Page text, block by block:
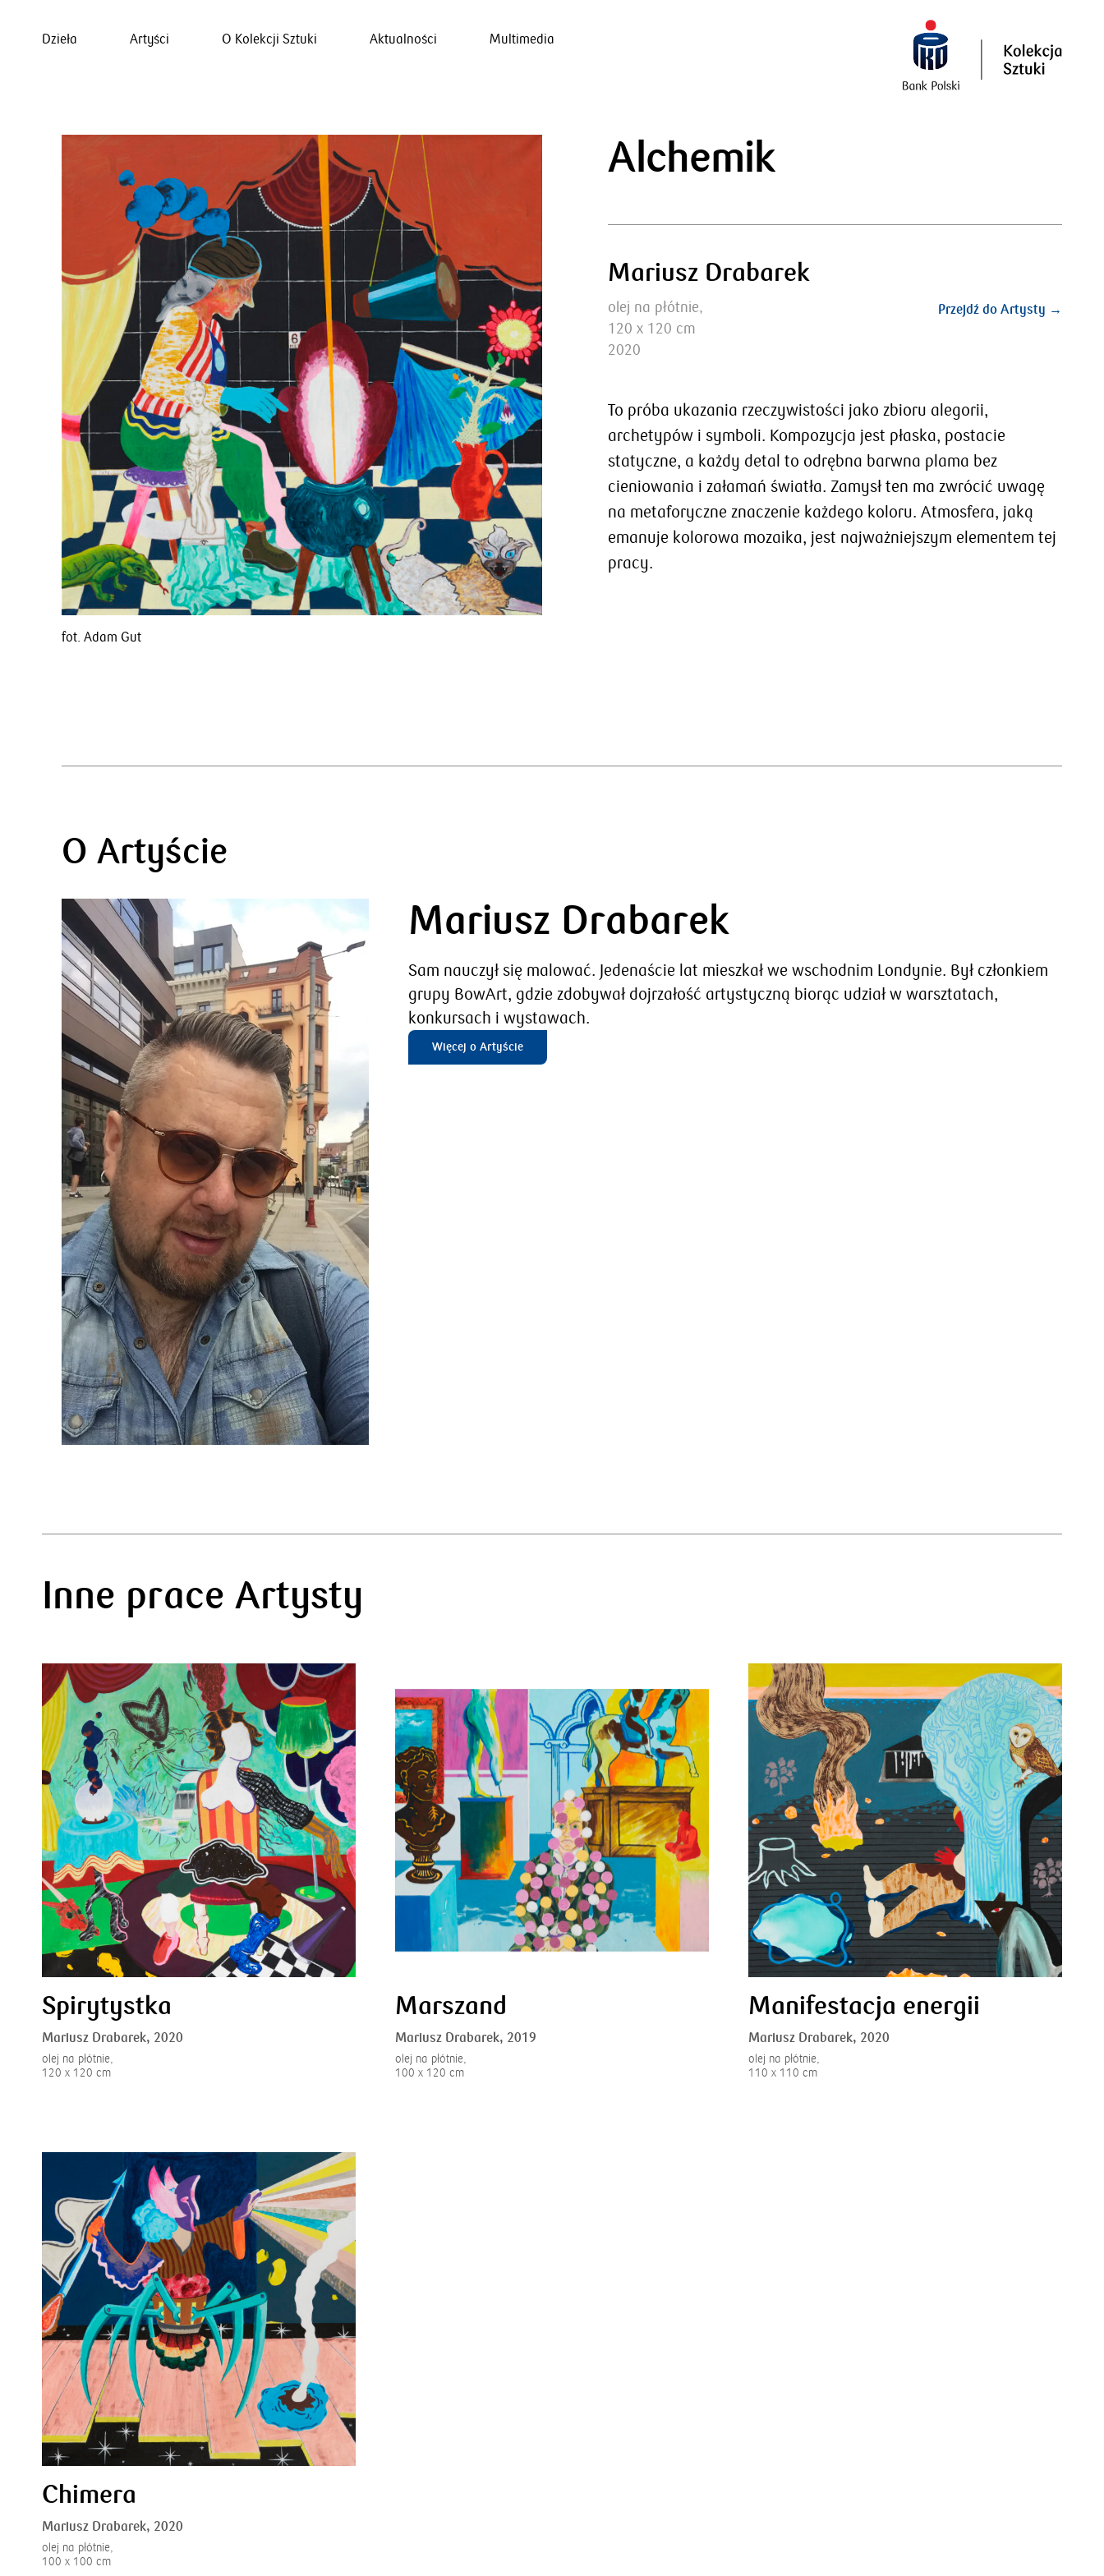
Dzieła Artyści O Kolekcji Sztuki Aktualności Multimedia
fot. Adam Gut
Alchemik
Mariusz Drabarek
olej na płótnie,
120 x 120 cm
2020
Przejdź do Artysty →
To próba ukazania rzeczywistości jako zbioru alegorii,
archetypów i symboli. Kompozycja jest płaska, postacie
statyczne, a każdy detal to odrębna barwna plama bez
cieniowania i załamań światła. Zamysł ten ma zwrócić uwagę
na metaforyczne znaczenie każdego koloru. Atmosfera, jaką
emanuje kolorowa mozaika, jest najważniejszym elementem tej
pracy.
O Artyście
Mariusz Drabarek
Sam nauczył się malować. Jedenaście lat mieszkał we wschodnim Londynie. Był członkiem
grupy BowArt, gdzie zdobywał dojrzałość artystyczną biorąc udział w warsztatach,
konkursach i wystawach.
Więcej o Artyście
Inne prace Artysty
Spirytystka
Mariusz Drabarek, 2020
olej na płótnie,
120 x 120 cm
Marszand
Mariusz Drabarek, 2019
olej na płótnie,
100 x 120 cm
Manifestacja energii
Mariusz Drabarek, 2020
olej na płótnie,
110 x 110 cm
Chimera
Mariusz Drabarek, 2020
olej na płótnie,
100 x 100 cm